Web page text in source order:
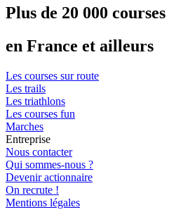
Plus de 20 000 courses
en France et ailleurs
Les courses sur route
Les trails
Les triathlons
Les courses fun
Marches
Entreprise
Nous contacter
Qui sommes-nous ?
Devenir actionnaire
On recrute !
Mentions légales